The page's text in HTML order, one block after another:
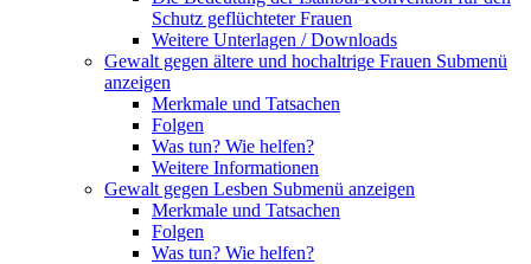
Schutz geflüchteter Frauen
Weitere Unterlagen / Downloads
Gewalt gegen ältere und hochaltrige Frauen Submenü
anzeigen
Merkmale und Tatsachen
Folgen
Was tun? Wie helfen?
Weitere Informationen
Gewalt gegen Lesben Submenü anzeigen
Merkmale und Tatsachen
Folgen
Was tun? Wie helfen?